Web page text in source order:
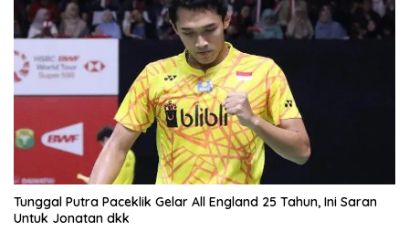
Tunggal Putra Paceklik Gelar All England 25 Tahun, Ini Saran
Untuk Jonatan dkk